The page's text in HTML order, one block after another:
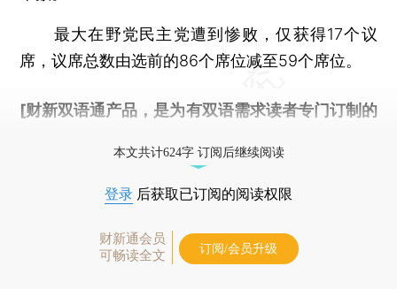
最大在野党民主党遭到惨败，仅获得17个议
席，议席总数由选前的86个席位减至59个席位。
[财新双语通产品，是为有双语需求读者专门订制的
本文共计624字 订阅后继续阅读
登录 后获取已订阅的阅读权限
财新通会员
可畅读全文
订阅/会员升级